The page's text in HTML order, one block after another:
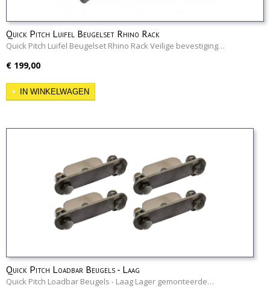
Quick Pitch Luifel Beugelset Rhino Rack
Quick Pitch Luifel Beugelset Rhino Rack Veilige bevestiging…
€ 199,00
IN WINKELWAGEN
Quick Pitch Loadbar Beugels - Laag
Quick Pitch Loadbar Beugels - Laag Lager gemonteerde…